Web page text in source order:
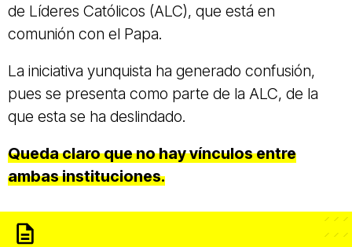
de Líderes Católicos (ALC), que está en
comunión con el Papa.
La iniciativa yunquista ha generado confusión,
pues se presenta como parte de la ALC, de la
que esta se ha deslindado.
Queda claro que no hay vínculos entre
ambas instituciones.